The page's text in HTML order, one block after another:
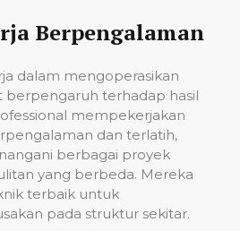
Berpengalaman
dalam mengoperasikan
berpengaruh terhadap hasil
mempekerjakan
dan terlatih,
berbagai proyek
yang berbeda. Mereka
terbaik untuk
pada struktur sekitar.